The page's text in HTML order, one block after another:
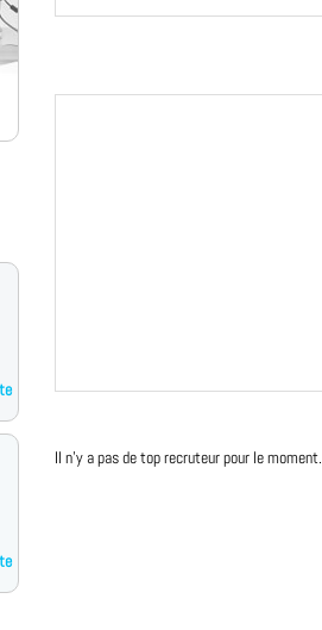
Il n'y a pas de top recruteur pour le moment.